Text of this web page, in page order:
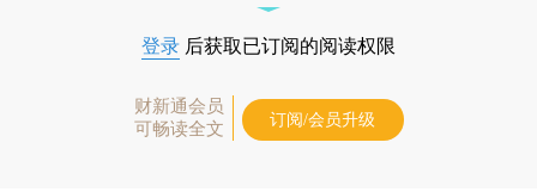
登录 后获取已订阅的阅读权限
财新通会员
可畅读全文
订阅/会员升级